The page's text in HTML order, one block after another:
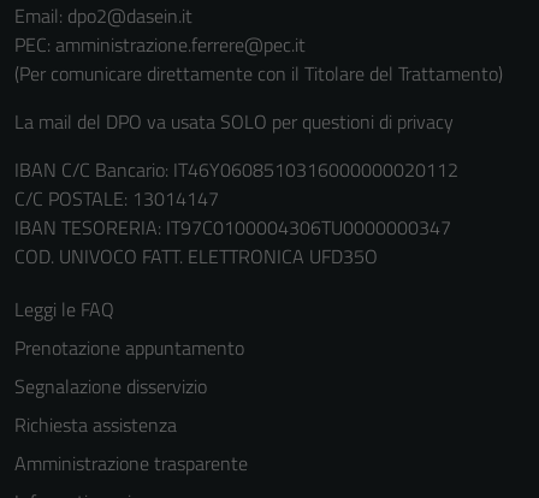
Email: dpo2@dasein.it
PEC: amministrazione.ferrere@pec.it
(Per comunicare direttamente con il Titolare del Trattamento)
La mail del DPO va usata SOLO per questioni di privacy
IBAN C/C Bancario: IT46Y0608510316000000020112
C/C POSTALE: 13014147
IBAN TESORERIA: IT97C0100004306TU0000000347
COD. UNIVOCO FATT. ELETTRONICA UFD35O
Leggi le FAQ
Prenotazione appuntamento
Segnalazione disservizio
Richiesta assistenza
Amministrazione trasparente